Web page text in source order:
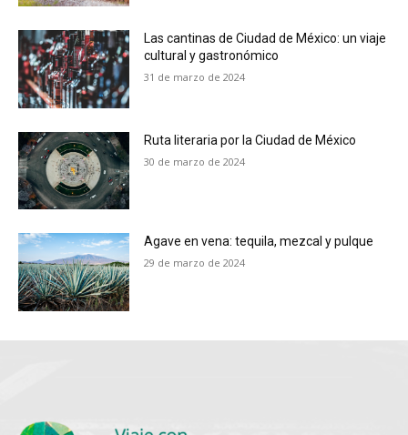
Las cantinas de Ciudad de México: un viaje
cultural y gastronómico
31 de marzo de 2024
Ruta literaria por la Ciudad de México
30 de marzo de 2024
Agave en vena: tequila, mezcal y pulque
29 de marzo de 2024